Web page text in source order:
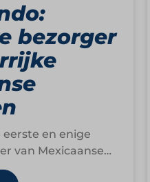
bezorger
eerste en enige
van Mexicaanse
Met bijna 40